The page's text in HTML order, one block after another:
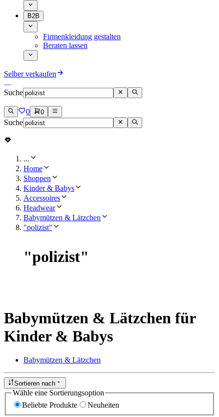
B2B
Firmenkleidung gestalten
Beraten lassen
Selber verkaufen
Suche
0 0
Suche
...
Home
Shoppen
Kinder & Babys
Accessoires
Headwear
Babymützen & Lätzchen
"polizist"
"polizist"
Babymützen & Lätzchen für
Kinder & Babys
Babymützen & Lätzchen
Sortieren nach
Wähle eine Sortierungsoption
Beliebte Produkte
Neuheiten